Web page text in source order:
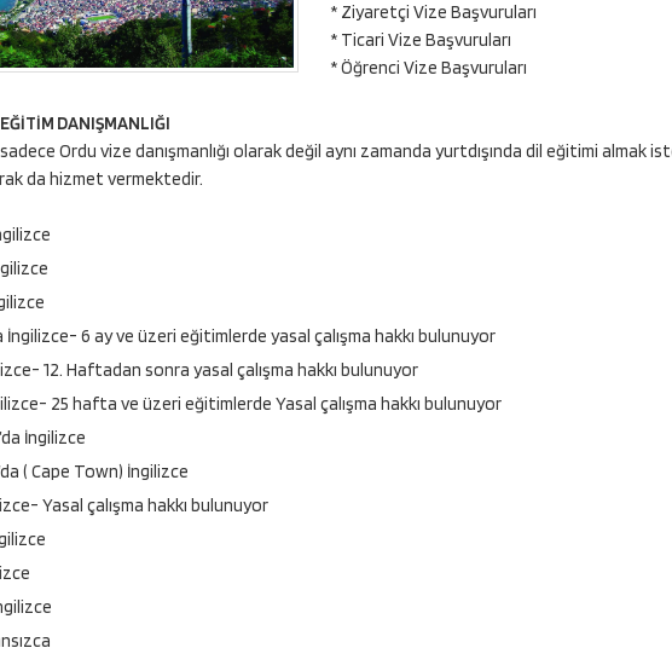
* Ziyaretçi Vize Başvuruları
* Ticari Vize Başvuruları
* Öğrenci Vize Başvuruları
DANIŞMANLIĞI
Ordu vize danışmanlığı olarak değil aynı zamanda yurtdışında dil eğitimi almak
da hizmet vermektedir.
İngilizce- 6 ay ve üzeri eğitimlerde yasal çalışma hakkı bulunuyor
12. Haftadan sonra yasal çalışma hakkı bulunuyor
25 hafta ve üzeri eğitimlerde Yasal çalışma hakkı bulunuyor
İngilizce
( Cape Town) İngilizce
Yasal çalışma hakkı bulunuyor